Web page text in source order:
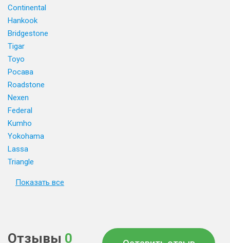
Continental
Hankook
Bridgestone
Tigar
Toyo
Росава
Roadstone
Nexen
Federal
Kumho
Yokohama
Lassa
Triangle
Показать все
Отзывы 0